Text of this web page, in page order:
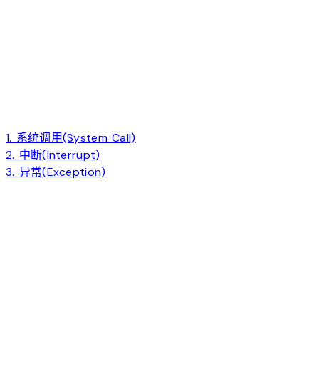
1. 系统调用(System Call)
2. 中断(Interrupt)
3. 异常(Exception)